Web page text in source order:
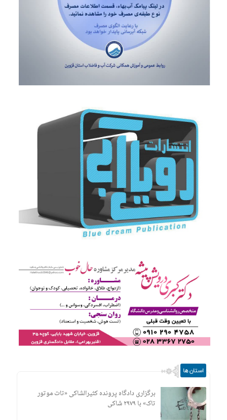
استان ها
برگزاری دادگاه پرونده کثیرالشاکی «تات موتور
تاک» با ۲۹۷۹ شاکی